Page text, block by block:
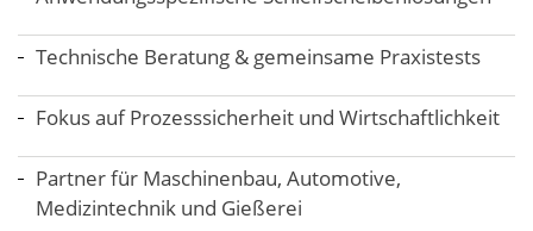
Technische Beratung & gemeinsame Praxistests
Fokus auf Prozesssicherheit und Wirtschaftlichkeit
Partner für Maschinenbau, Automotive,
Medizintechnik und Gießerei